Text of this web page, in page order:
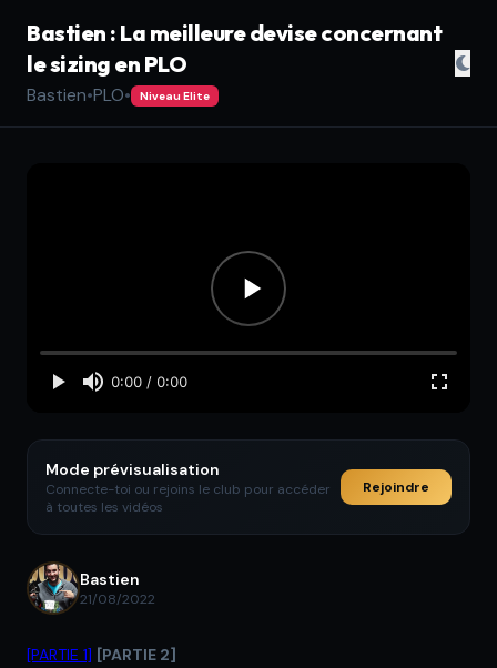
Bastien : La meilleure devise concernant
le sizing en PLO
Bastien•PLO• Niveau Elite
Mode prévisualisation
Connecte-toi ou rejoins le club pour accéder
à toutes les vidéos
Rejoindre
Bastien
21/08/2022
[PARTIE 1] [PARTIE 2]